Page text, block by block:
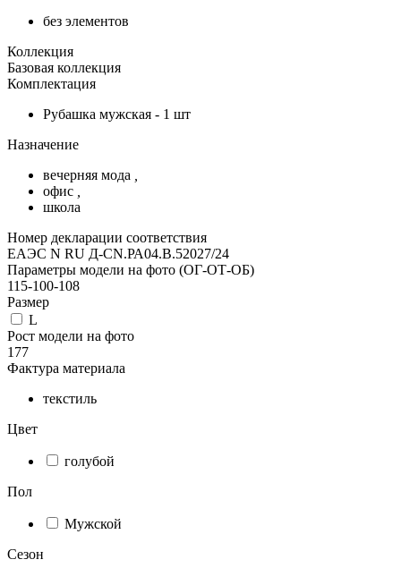
без элементов
Коллекция
Базовая коллекция
Комплектация
Рубашка мужская - 1 шт
Назначение
вечерняя мода
офис
школа
Номер декларации соответствия
ЕАЭС N RU Д-CN.РА04.В.52027/24
Параметры модели на фото (ОГ-ОТ-ОБ)
115-100-108
Размер
L
Рост модели на фото
177
Фактура материала
текстиль
Цвет
голубой
Пол
Мужской
Сезон